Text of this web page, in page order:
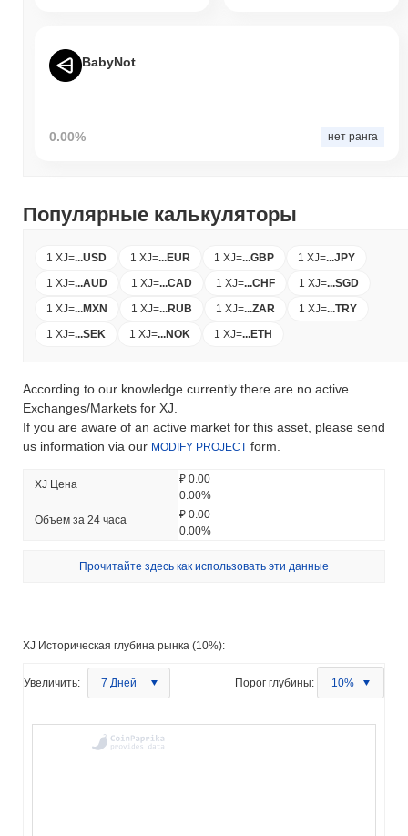
BabyNot
0.00% нет ранга
Популярные калькуляторы
1 XJ=...USD 1 XJ=...EUR 1 XJ=...GBP 1 XJ=...JPY
1 XJ=...AUD 1 XJ=...CAD 1 XJ=...CHF 1 XJ=...SGD
1 XJ=...MXN 1 XJ=...RUB 1 XJ=...ZAR 1 XJ=...TRY
1 XJ=...SEK 1 XJ=...NOK 1 XJ=...ETH
According to our knowledge currently there are no active
Exchanges/Markets for XJ.
If you are aware of an active market for this asset, please send
us information via our MODIFY PROJECT form.
XJ Цена
₽ 0.00
0.00%
Объем за 24 часа
₽ 0.00
0.00%
Прочитайте здесь как использовать эти данные
XJ Историческая глубина рынка (10%):
Увеличить: 7 Дней Порог глубины: 10%